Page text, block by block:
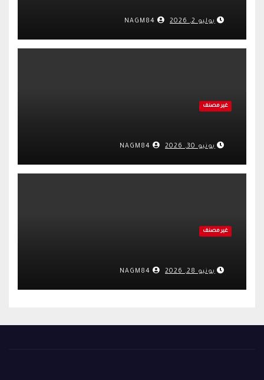
يوليو 2, 2026
غير مصنف
يونيو 30, 2026
غير مصنف
يونيو 28, 2026